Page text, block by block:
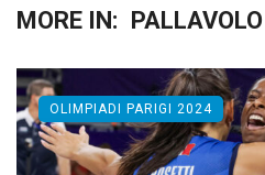
MORE IN: PALLAVOLO
OLIMPIADI PARIGI 2024